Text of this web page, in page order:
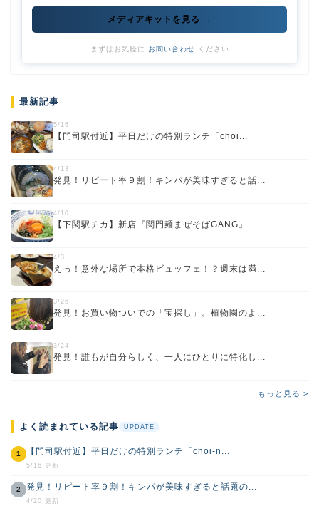
メディアキットを見る →
まずはお気軽に お問い合わせ ください
最新記事
5/16
【門司駅付近】平日だけの特別ランチ「choi...
4/13
発見！リピート率９割！キンパが美味すぎると話...
4/10
【下関駅チカ】新店『関門麺まぜそばGANG』...
4/3
えっ！意外な場所で本格ビュッフェ！？週末は満...
3/26
発見！お買い物ついでの「宝探し」。植物園のよ...
3/24
発見！誰もが自分らしく、一人にひとりに特化し...
もっと見る >
よく読まれている記事 UPDATE
1 【門司駅付近】平日だけの特別ランチ「choi-n...
5/16 更新
2 発見！リピート率９割！キンパが美味すぎると話題の...
4/20 更新